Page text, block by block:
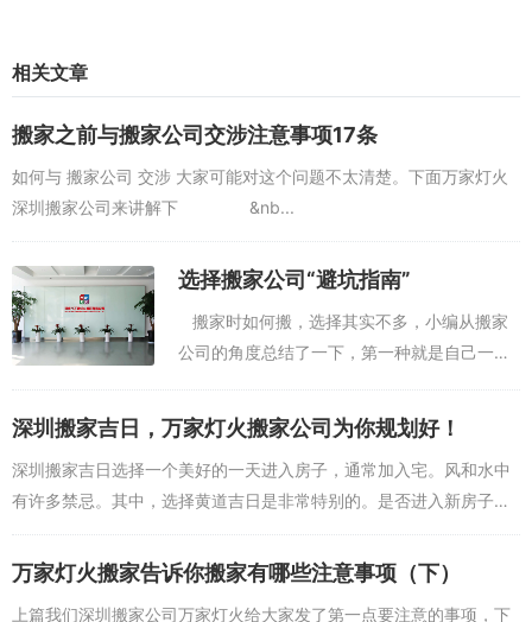
相关文章
搬家之前与搬家公司交涉注意事项17条
如何与 搬家公司 交涉 大家可能对这个问题不太清楚。下面万家灯火
深圳搬家公司来讲解下 &nb...
选择搬家公司“避坑指南”
搬家时如何搬，选择其实不多，小编从搬家
公司的角度总结了一下，第一种就是自己一个
合预算不多但时间及体力充足的朋友，如果不
经常锻炼身体的朋...
深圳搬家吉日，万家灯火搬家公司为你规划好！
深圳搬家吉日选择一个美好的一天进入房子，通常加入宅。风和水中
有许多禁忌。其中，选择黄道吉日是非常特别的。是否进入新房子开
一个幸运的标志，或粉碎过去的坏运气，进入后是否可以安全等等。
这些是人们的一般要求...
万家灯火搬家告诉你搬家有哪些注意事项（下）
上篇我们深圳搬家公司万家灯火给大家发了第一点要注意的事项，下